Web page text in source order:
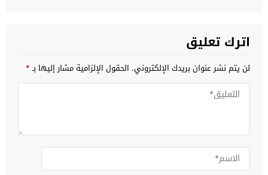
اترك تعليق
لن يتم نشر عنوان بريدك الإلكتروني. الحقول الإلزامية مشار إليها بـ*